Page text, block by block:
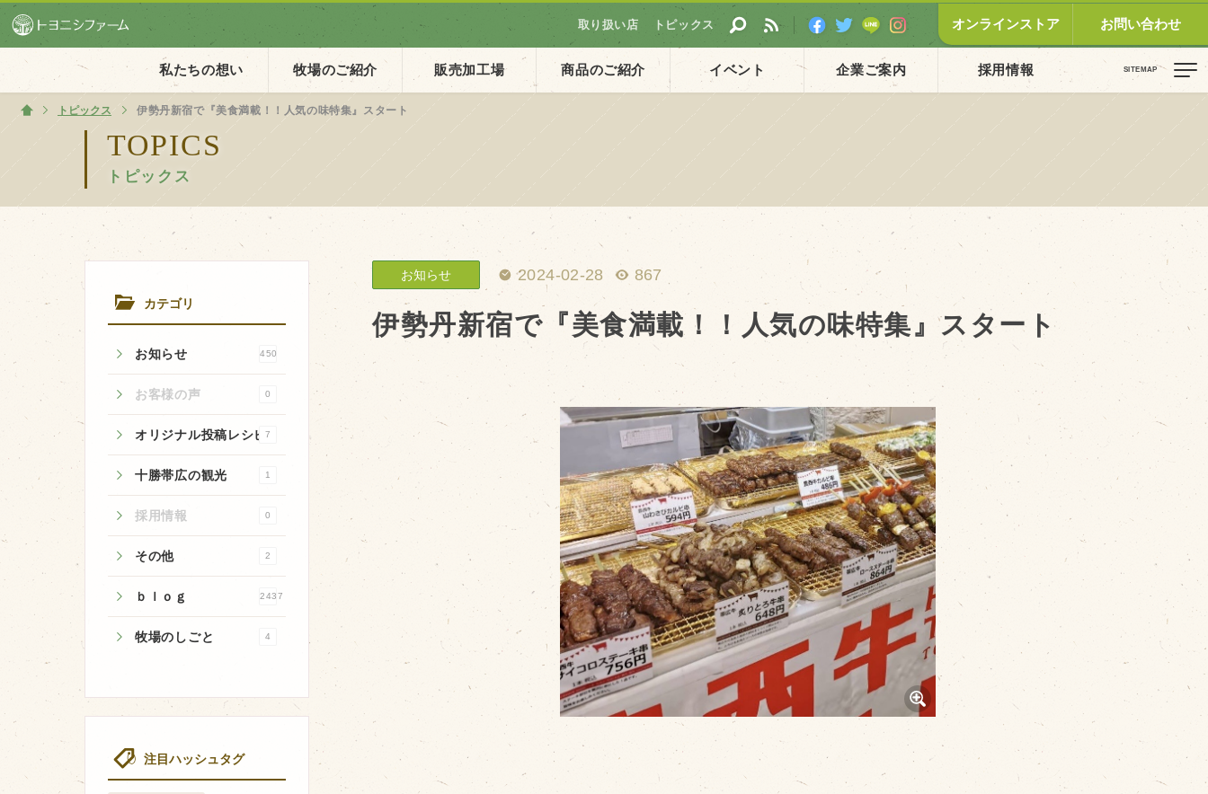
私たちの想い 牧場のご紹介 販売加工場 商品のご紹介 イベント 企業ご案内 採用情報
取り扱い店 トピックス オンラインストア お問い合わせ
TOPICS
トピックス
ホーム
トピックス 伊勢丹新宿で『美食満載！！人気の味特集』スタート
カテゴリ
お知らせ 450
お客様の声 0
オリジナル投稿レシピ7
十勝帯広の観光 1
採用情報 0
その他 2
ｂｌｏｇ 2437
牧場のしごと 4
注目ハッシュタグ
お知らせ 2024-02-28 867
伊勢丹新宿で『美食満載！！人気の味特集』スタート
ホーム
私たちの想い
PV動画
イベント一覧
企業ご案内
会社概要・沿革
アクセス
個人情報保護方針
お知らせ
お客様の声
オリジナル投稿レシピ
十勝帯広の観光
採用情報
牧場の仕事
その他
牧場のご紹介
飼育している牛について
販売加工場
食肉加工場を新設
衛生管理体制
業務管理体制
品質管理体制
ＢtoＢ受発注システム
瑕疵とは
商品のご紹介
豊西牛
厚切ステーキ
カルビ串
ハンバーグ
黒にんにく
豊西ソース
ギフト